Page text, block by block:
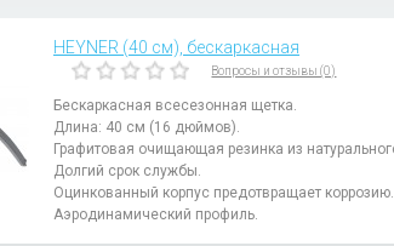
HEYNER (40 см), бескаркасная
Вопросы и отзывы (0)
Бескаркасная всесезонная щетка.
Длина: 40 см (16 дюймов).
Графитовая очищающая резинка из
Долгий срок службы.
Оцинкованный корпус предотвращает коррозию.
Аэродинамический профиль.